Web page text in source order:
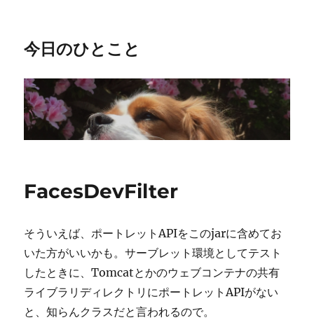
今日のひとこと
FacesDevFilter
そういえば、ポートレットAPIをこのjarに含めてお
いた方がいいかも。サーブレット環境としてテスト
したときに、Tomcatとかのウェブコンテナの共有
ライブラリディレクトリにポートレットAPIがない
と、知らんクラスだと言われるので。